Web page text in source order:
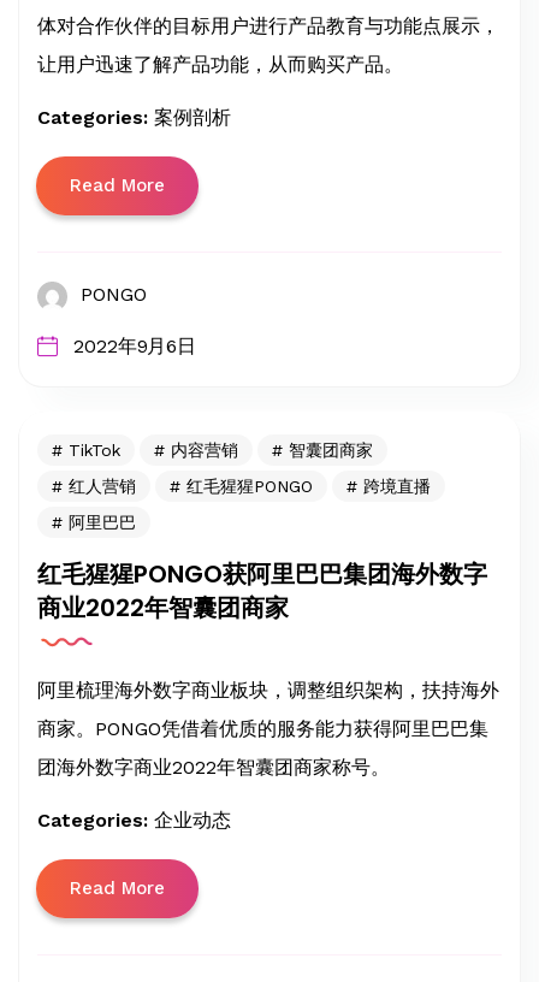
体对合作伙伴的目标用户进行产品教育与功能点展示，
让用户迅速了解产品功能，从而购买产品。
Categories: 案例剖析
Read More
PONGO
2022年9月6日
TikTok 内容营销
智囊团商家
红人营销
红毛猩猩PONGO
跨境直播
阿里巴巴
红毛猩猩PONGO获阿里巴巴集团海外数字
商业2022年智囊团商家
阿里梳理海外数字商业板块，调整组织架构，扶持海外
商家。PONGO凭借着优质的服务能力获得阿里巴巴集
团海外数字商业2022年智囊团商家称号。
Categories: 企业动态
Read More